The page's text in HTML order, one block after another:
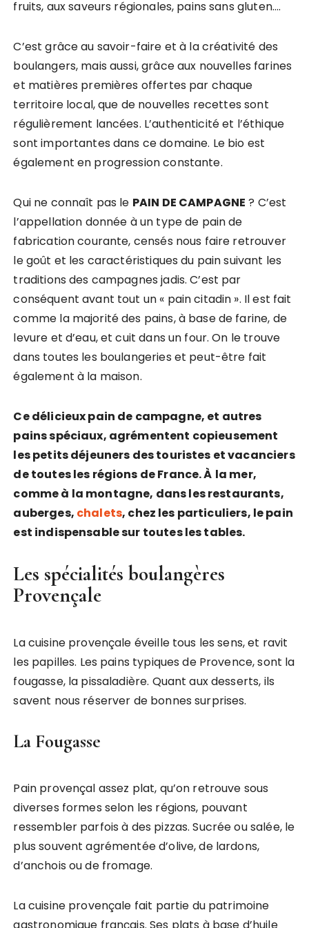
fruits, aux saveurs régionales, pains sans gluten….
C’est grâce au savoir-faire et à la créativité des
boulangers, mais aussi, grâce aux nouvelles farines
et matières premières offertes par chaque
territoire local, que de nouvelles recettes sont
régulièrement lancées. L’authenticité et l’éthique
sont importantes dans ce domaine. Le bio est
également en progression constante.
Qui ne connaît pas le PAIN DE CAMPAGNE ? C’est
l’appellation donnée à un type de pain de
fabrication courante, censés nous faire retrouver
le goût et les caractéristiques du pain suivant les
traditions des campagnes jadis. C’est par
conséquent avant tout un « pain citadin ». Il est fait
comme la majorité des pains, à base de farine, de
levure et d’eau, et cuit dans un four. On le trouve
dans toutes les boulangeries et peut-être fait
également à la maison.
Ce délicieux pain de campagne, et autres
pains spéciaux, agrémentent copieusement
les petits déjeuners des touristes et vacanciers
de toutes les régions de France.À la mer,
comme à la montagne, dans les restaurants,
auberges, chalets, chez les particuliers, le pain
est indispensable sur toutes les tables.
Les spécialités boulangères
Provençale
La cuisine provençale éveille tous les sens, et ravit
les papilles. Les pains typiques de Provence, sont la
fougasse, la pissaladière. Quant aux desserts, ils
savent nous réserver de bonnes surprises.
La Fougasse
Pain provençal assez plat, qu’on retrouve sous
diverses formes selon les régions, pouvant
ressembler parfois à des pizzas. Sucrée ou salée, le
plus souvent agrémentée d’olive, de lardons,
d’anchois ou de fromage.
La cuisine provençale fait partie du patrimoine